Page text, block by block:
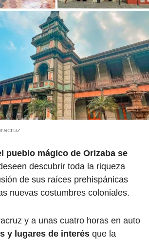
pueblo mágico de Orizaba se
descubrir toda la riqueza
de sus raíces prehispánicas
nuevas costumbres coloniales.
y a unas cuatro horas en auto
y lugares de interés que la